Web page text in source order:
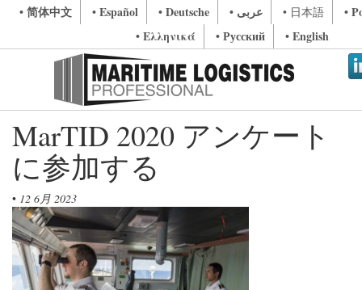
• 简体中文 • Español • Deutsche • عربى • 日本語
•
• Ελληνικά
• Русский • English
MarTID 2020 アンケート
に参加する
• 12 6月 2023